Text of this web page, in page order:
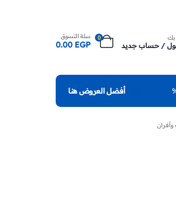
بك
/ حساب جديد
0 سلة التسوق
0.00 EGP
أفضل العروض هنا
وأفران